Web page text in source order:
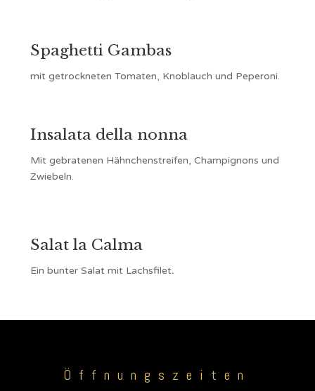
Spaghetti Gambas
mit getrockneten Tomaten, Knoblauch und Peperoni.
Insalata della nonna
Mit gebratenen Hähnchenstreifen, Champignons und
Zwiebeln.
Salat la Calma
Ein bunter Salat mit Lachsfilet.
Öffnungszeiten